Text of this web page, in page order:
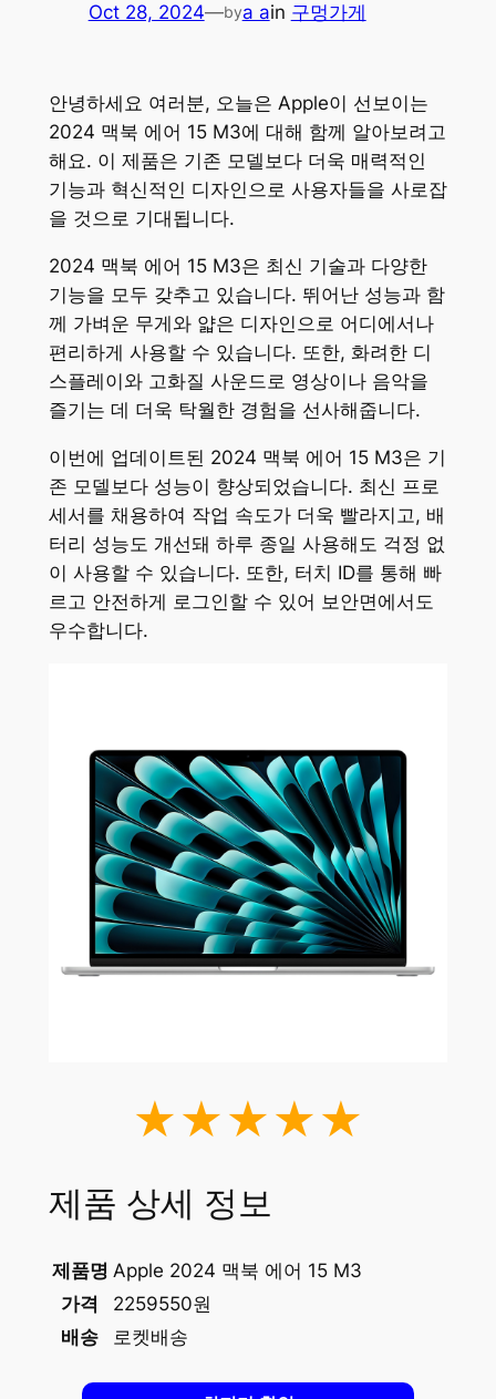
Oct 28, 2024—bya ain 구멍가게
안녕하세요 여러분, 오늘은 Apple이 선보이는
2024 맥북 에어 15 M3에 대해 함께 알아보려고
해요. 이 제품은 기존 모델보다 더욱 매력적인
기능과 혁신적인 디자인으로 사용자들을 사로잡
을 것으로 기대됩니다.
2024 맥북 에어 15 M3은 최신 기술과 다양한
기능을 모두 갖추고 있습니다. 뛰어난 성능과 함
께 가벼운 무게와 얇은 디자인으로 어디에서나
편리하게 사용할 수 있습니다. 또한, 화려한 디
스플레이와 고화질 사운드로 영상이나 음악을
즐기는 데 더욱 탁월한 경험을 선사해줍니다.
이번에 업데이트된 2024 맥북 에어 15 M3은 기
존 모델보다 성능이 향상되었습니다. 최신 프로
세서를 채용하여 작업 속도가 더욱 빨라지고, 배
터리 성능도 개선돼 하루 종일 사용해도 걱정 없
이 사용할 수 있습니다. 또한, 터치 ID를 통해 빠
르고 안전하게 로그인할 수 있어 보안면에서도
우수합니다.
★★★★★
제품 상세 정보
제품명 Apple 2024 맥북 에어 15 M3
가격
2259550원
배송
로켓배송